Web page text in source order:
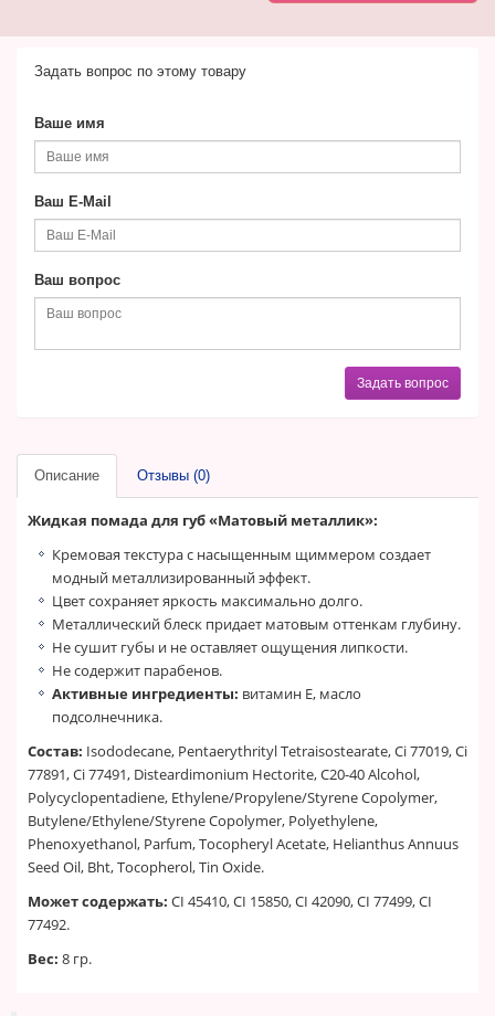
Задать вопрос по этому товару
Ваше имя
Ваш E-Mail
Ваш вопрос
Задать вопрос
Описание Отзывы (0)
Жидкая помада для губ «Матовый металлик»:
Кремовая текстура с насыщенным щиммером создает
модный металлизированный эффект.
Цвет сохраняет яркость максимально долго.
Металлический блеск придает матовым оттенкам глубину.
Не сушит губы и не оставляет ощущения липкости.
Не содержит парабенов.
Активные ингредиенты: витамин Е, масло
подсолнечника.
Состав: Isododecane, Pentaerythrityl Tetraisostearate, Ci 77019, Ci
77891, Ci 77491, Disteardimonium Hectorite, C20-40 Alcohol,
Polycyclopentadiene, Ethylene/Propylene/Styrene Copolymer,
Butylene/Ethylene/Styrene Copolymer, Polyethylene,
Phenoxyethanol, Parfum, Tocopheryl Acetate, Helianthus Annuus
Seed Oil, Bht, Tocopherol, Tin Oxide.
Может содержать: CI 45410, CI 15850, CI 42090, CI 77499, CI
77492.
Вес: 8 гр.